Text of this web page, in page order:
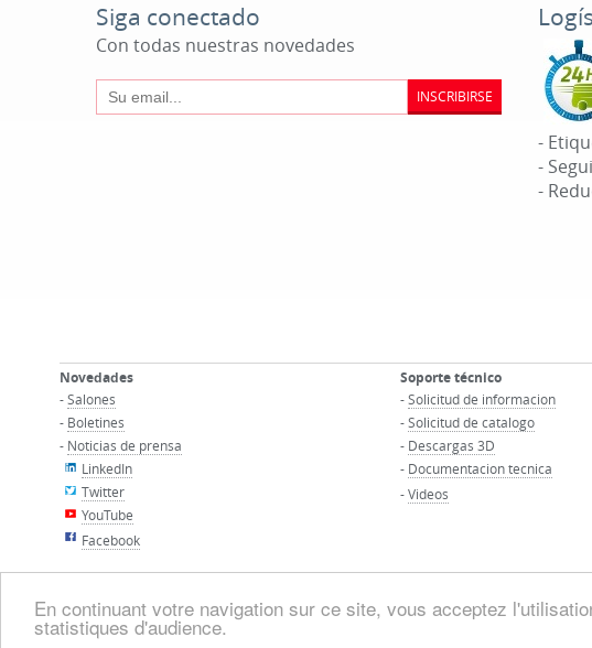
En continuant votre navigation sur ce site, vous acceptez
statistiques d'audience.
Siga conectado
Con todas nuestras novedades
INSCRIBIRSE
-
-
-
Novedades
-Salones
- Boletines
- Noticias de prensa
LinkedIn
Twitter
YouTube
Facebook
Soporte técnico
-Solicitud de informacion
-Solicitud de catalogo
- Descargas 3D
- Documentacion tecnica
-Videos
©